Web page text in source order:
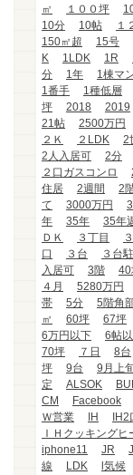
㎡
１００坪
10分
10帖 １
150㎡超
15号
K
1LDK 1R
分
1年 1棟マ
1番手
1種低層
坪
2018 2019
21帖
2500万円
２Ｋ
２LDK 2
2人入居可
2分
２口ガスコンロ
住居
2週間 2
て
3000万円
年
35年 35年
ＤＫ
３丁目
口
３台 ３台
入居可
3階 40
４月
5280万円
帯
5分 5階角
㎡
60坪 67坪
6万円以下
6帖
70坪
７日 8台
坪
9台 9月上
定
ALSOK
CM
Facebook
Ｗ営業
IH IH2
ＩＨクッキングヒ
iphone11
JR
線
LDK l気候